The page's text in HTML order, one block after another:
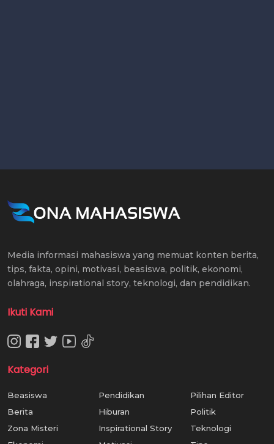
Media informasi mahasiswa yang memuat konten berita,
tips, fakta, opini, motivasi, beasiswa, politik, ekonomi,
olahraga, inspirational story, teknologi, dan pendidikan.
Ikuti Kami
Kategori
Beasiswa
Berita
Zona Misteri
Pendidikan
Hiburan
Inspirational Story
Pilihan Editor
Politik
Teknologi